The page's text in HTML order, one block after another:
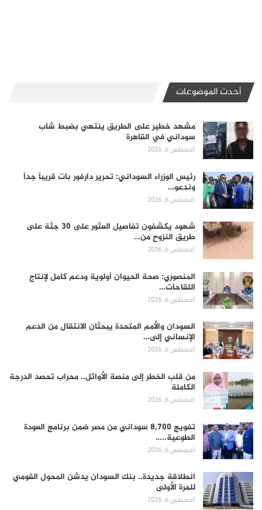
أحدث الموضوعات
مشهد خطير على الطريق ينتهي بضبط شاب
سوداني في القاهرة
أغسطس 6, 2026
رئيس الوزراء السوداني: تحرير دارفور بات قريباً جداً
وندعو…
أغسطس 6, 2026
شهود يكشفون تفاصيل العثور على 30 جثة على
طريق النزوح من…
أغسطس 6, 2026
المنصوري: صحة الحيوان أولوية ودعم كامل لإنتاج
اللقاحات…
أغسطس 6, 2026
السودان والأمم المتحدة يبحثان الانتقال من الدعم
الإنساني إلى…
أغسطس 6, 2026
من قلب الخطر إلى منصة الأوائل.. محراب تحصد الدرجة
الكاملة
أغسطس 6, 2026
تفويج 8,700 سوداني من مصر ضمن برنامج العودة
الطوعية..…
أغسطس 6, 2026
انطلاقة جديدة.. بنك السودان يدشن المحول القومي
للمرة الأولى
أغسطس 6, 2026